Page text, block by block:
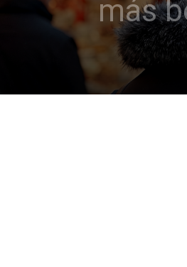
más